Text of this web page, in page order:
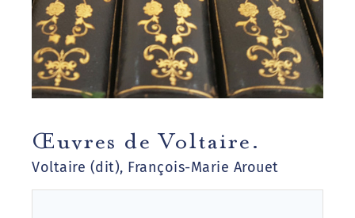
Œuvres de Voltaire.
Voltaire (dit), François-Marie Arouet